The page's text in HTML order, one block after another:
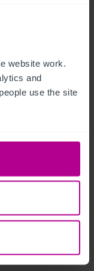
website work.
and
use the site
(link in
2023